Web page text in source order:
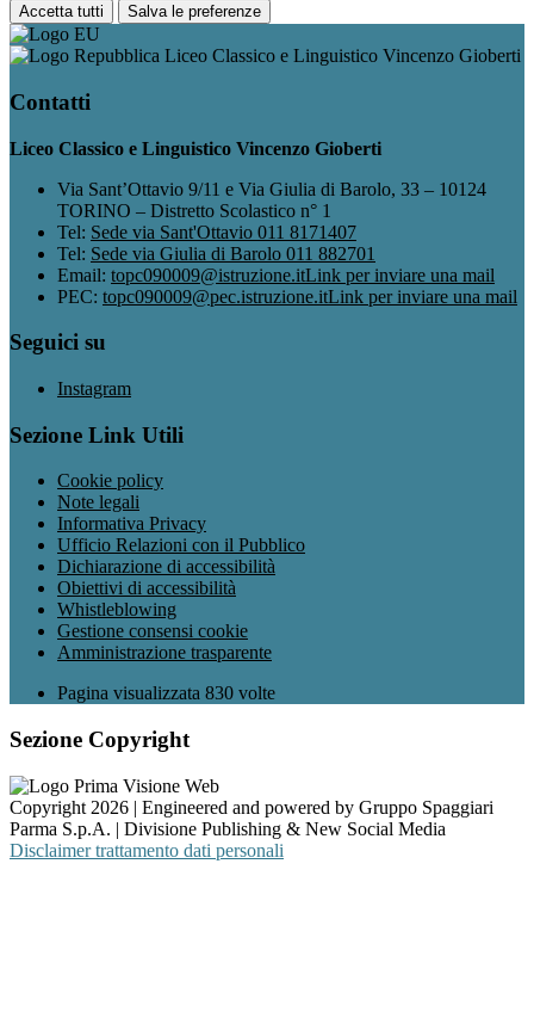
Accetta tutti Salva le preferenze
Liceo Classico e Linguistico Vincenzo Gioberti
Contatti
Liceo Classico e Linguistico Vincenzo Gioberti
Via Sant’Ottavio 9/11 e Via Giulia di Barolo, 33 – 10124
TORINO – Distretto Scolastico n° 1
Tel: Sede via Sant'Ottavio 011 8171407
Tel: Sede via Giulia di Barolo 011 882701
Email: topc090009@istruzione.itLink per inviare una mail
PEC: topc090009@pec.istruzione.itLink per inviare una mail
Seguici su
Instagram
Sezione Link Utili
Cookie policy
Note legali
Informativa Privacy
Ufficio Relazioni con il Pubblico
Dichiarazione di accessibilità
Obiettivi di accessibilità
Whistleblowing
Gestione consensi cookie
Amministrazione trasparente
Pagina visualizzata 830 volte
Sezione Copyright
Copyright 2026 | Engineered and powered by Gruppo Spaggiari
Parma S.p.A. | Divisione Publishing & New Social Media
Disclaimer trattamento dati personali